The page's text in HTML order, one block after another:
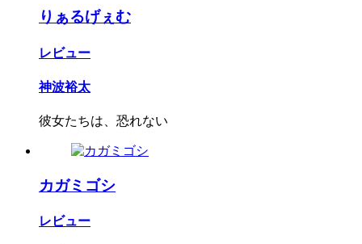
りぁるげぇむ
レビュー
神波裕太
彼女たちは、恐れない
カガミゴシ
レビュー